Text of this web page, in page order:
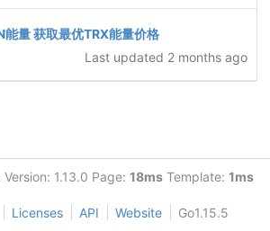
能量 获取最优TRX能量价格
Last updated 2 months ago
1.13.0 Page: 18ms Template: 1ms
Licenses API Website Go1.15.5